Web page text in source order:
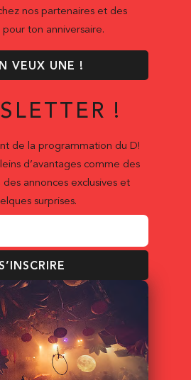
nos partenaires et des
pour ton anniversaire.
VEUX UNE !
!
de la programmation du D!
d’avantages comme des
annonces exclusives et
surprises.